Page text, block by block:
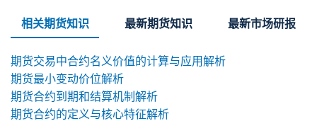
相关期货知识 最新期货知识 最新市场研报
期货交易中合约名义价值的计算与应用解析
期货最小变动价位解析
期货合约到期和结算机制解析
期货合约的定义与核心特征解析